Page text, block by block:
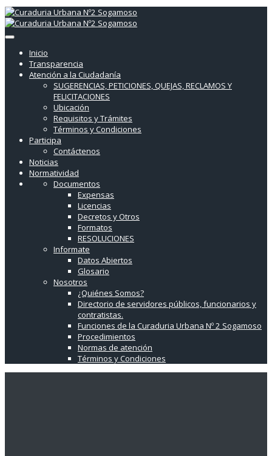
Inicio
Transparencia
Atención a la Ciudadanía
SUGERENCIAS, PETICIONES, QUEJAS, RECLAMOS Y
FELICITACIONES
Ubicación
Requisitos y Trámites
Términos y Condiciones
Participa
Contáctenos
Noticias
Normatividad
Documentos
Expensas
Licencias
Decretos y Otros
Formatos
RESOLUCIONES
Informate
Datos Abiertos
Glosario
Nosotros
¿Quiénes Somos?
Directorio de servidores públicos, funcionarios y
contratistas.
Funciones de la Curaduria Urbana Nº 2 Sogamoso
Procedimientos
Normas de atención
Términos y Condiciones